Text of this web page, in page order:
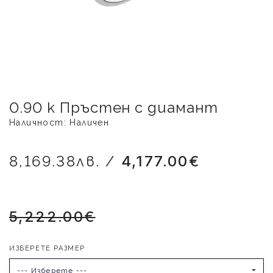
0.90 к Пръстен с диамант
Наличност: Наличен
8,169.38лв. / 4,177.00€
5,222.00€
ИЗБЕРЕТЕ РАЗМЕР
--- Изберете ---